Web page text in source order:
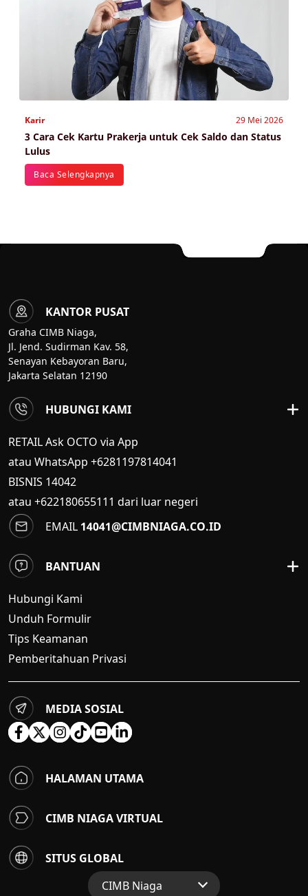
Karir 29 Mei 2026
3 Cara Cek Kartu Prakerja untuk Cek Saldo dan Status
Lulus
Baca Selengkapnya
KANTOR PUSAT
Graha CIMB Niaga,
Jl. Jend. Sudirman Kav. 58,
Senayan Kebayoran Baru,
Jakarta Selatan 12190
HUBUNGI KAMI
RETAIL Ask OCTO via App
atau WhatsApp +6281197814041
BISNIS 14042
atau +622180655111 dari luar negeri
EMAIL 14041@CIMBNIAGA.CO.ID
BANTUAN
Hubungi Kami
Unduh Formulir
Tips Keamanan
Pemberitahuan Privasi
MEDIA SOSIAL
HALAMAN UTAMA
CIMB NIAGA VIRTUAL
SITUS GLOBAL
CIMB Niaga